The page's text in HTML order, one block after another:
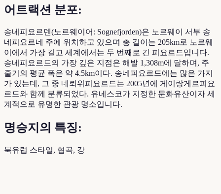
어트랙션 분포:
송네피요르덴(노르웨이어: Sognefjorden)은 노르웨이 서부 송
네피요르네 주에 위치하고 있으며 총 길이는 205km로 노르웨
이에서 가장 길고 세계에서는 두 번째로 긴 피요르드입니다.
송네피요르드의 가장 깊은 지점은 해발 1,308m에 달하며, 주
줄기의 평균 폭은 약 4.5km이다. 송네피요르드에는 많은 가지
가 있는데, 그 중 네뢰위피요르드는 2005년에 게이랑게르피요
르드와 함께 분류되었다. 유네스코가 지정한 문화유산이자 세
계적으로 유명한 관광 명소입니다.
명승지의 특징:
북유럽 스타일, 협곡, 강